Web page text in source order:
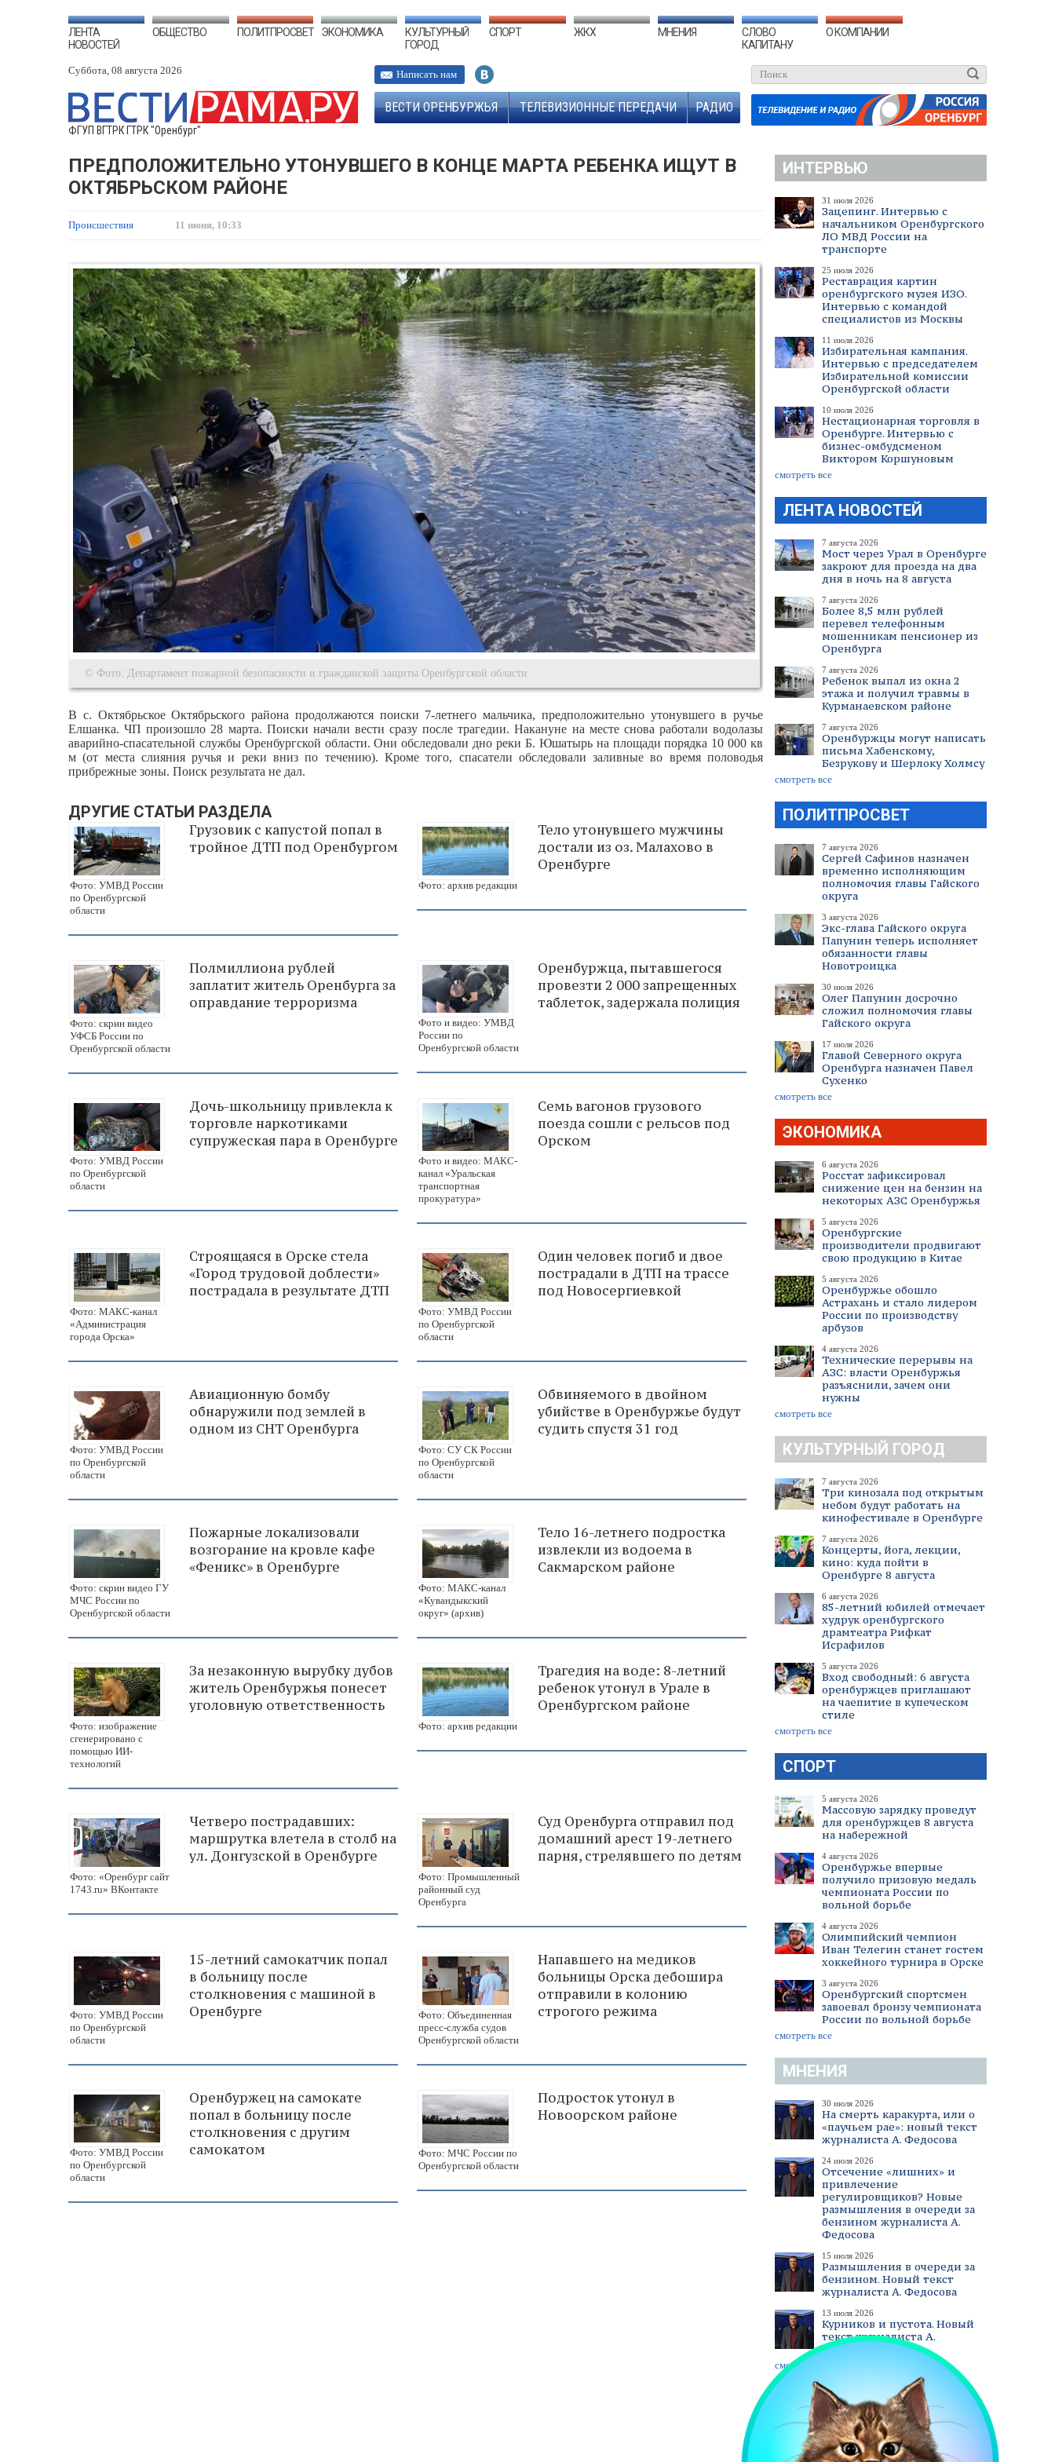
ЛЕНТА
НОВОСТЕЙ
ОБЩЕСТВО ПОЛИТПРОСВЕТ ЭКОНОМИКА
КУЛЬТУРНЫЙ
ГОРОД
СПОРТ ЖКХ МНЕНИЯ
СЛОВО
КАПИТАНУ
О КОМПАНИИ
Суббота, 08 августа 2026
ФГУП ВГТРК ГТРК "Оренбург"
Написать нам
ВЕСТИ ОРЕНБУРЖЬЯ ТЕЛЕВИЗИОННЫЕ ПЕРЕДАЧИ РАДИО
ИНТЕРВЬЮ
31 июля 2026
Зацепинг. Интервью с
начальником Оренбургского
ЛО МВД России на
транспорте
25 июля 2026
Реставрация картин
оренбургского музея ИЗО.
Интервью с командой
специалистов из Москвы
11 июля 2026
Избирательная кампания.
Интервью с председателем
Избирательной комиссии
Оренбургской области
10 июля 2026
Нестационарная торговля в
Оренбурге. Интервью с
бизнес-омбудсменом
Виктором Коршуновым
смотреть все
ЛЕНТА НОВОСТЕЙ
7 августа 2026
Мост через Урал в Оренбурге
закроют для проезда на два
дня в ночь на 8 августа
7 августа 2026
Более 8,5 млн рублей
перевел телефонным
мошенникам пенсионер из
Оренбурга
7 августа 2026
Ребенок выпал из окна 2
этажа и получил травмы в
Курманаевском районе
7 августа 2026
Оренбуржцы могут написать
письма Хабенскому,
Безрукову и Шерлоку Холмсу
смотреть все
ПОЛИТПРОСВЕТ
7 августа 2026
Сергей Сафинов назначен
временно исполняющим
полномочия главы Гайского
округа
3 августа 2026
Экс-глава Гайского округа
Папунин теперь исполняет
обязанности главы
Новотроицка
30 июля 2026
Олег Папунин досрочно
сложил полномочия главы
Гайского округа
17 июля 2026
Главой Северного округа
Оренбурга назначен Павел
Сухенко
смотреть все
ЭКОНОМИКА
6 августа 2026
Росстат зафиксировал
снижение цен на бензин на
некоторых АЗС Оренбуржья
5 августа 2026
Оренбургские
производители продвигают
свою продукцию в Китае
5 августа 2026
Оренбуржье обошло
Астрахань и стало лидером
России по производству
арбузов
4 августа 2026
Технические перерывы на
АЗС: власти Оренбуржья
разъяснили, зачем они
нужны
смотреть все
КУЛЬТУРНЫЙ ГОРОД
7 августа 2026
Три кинозала под открытым
небом будут работать на
кинофестивале в Оренбурге
7 августа 2026
Концерты, йога, лекции,
кино: куда пойти в
Оренбурге 8 августа
6 августа 2026
85-летний юбилей отмечает
худрук оренбургского
драмтеатра Рифкат
Исрафилов
5 августа 2026
Вход свободный: 6 августа
оренбуржцев приглашают
на чаепитие в купеческом
стиле
смотреть все
СПОРТ
5 августа 2026
Массовую зарядку проведут
для оренбуржцев 8 августа
на набережной
4 августа 2026
Оренбуржье впервые
получило призовую медаль
чемпионата России по
вольной борьбе
4 августа 2026
Олимпийский чемпион
Иван Телегин станет гостем
хоккейного турнира в Орске
3 августа 2026
Оренбургский спортсмен
завоевал бронзу чемпионата
России по вольной борьбе
смотреть все
МНЕНИЯ
30 июля 2026
На смерть каракурта, или о
«паучьем рае»: новый текст
журналиста А. Федосова
24 июля 2026
Отсечение «лишних» и
привлечение
регулировщиков? Новые
размышления в очереди за
бензином журналиста А.
Федосова
15 июля 2026
Размышления в очереди за
бензином. Новый текст
журналиста А. Федосова
13 июля 2026
Курников и пустота. Новый
текст журналиста А.
Федосова
смотреть все
ПРЕДПОЛОЖИТЕЛЬНО УТОНУВШЕГО В КОНЦЕ МАРТА РЕБЕНКА ИЩУТ В
ОКТЯБРЬСКОМ РАЙОНЕ
Происшествия 11 июня, 10:33
© Фото: Департамент пожарной безопасности и гражданской защиты Оренбургской области
В с. Октябрьское Октябрьского района продолжаются поиски 7-летнего мальчика, предположительно утонувшего в ручье
Елшанка. ЧП произошло 28 марта. Поиски начали вести сразу после трагедии. Накануне на месте снова работали водолазы
аварийно-спасательной службы Оренбургской области. Они обследовали дно реки Б. Юшатырь на площади порядка 10 000 кв
м (от места слияния ручья и реки вниз по течению). Кроме того, спасатели обследовали заливные во время половодья
прибрежные зоны. Поиск результата не дал.
ДРУГИЕ СТАТЬИ РАЗДЕЛА
Фото: УМВД России
по Оренбургской
области
Грузовик с капустой попал в
тройное ДТП под Оренбургом
Фото: архив редакции
Тело утонувшего мужчины
достали из оз. Малахово в
Оренбурге
Фото: скрин видео
УФСБ России по
Оренбургской области
Полмиллиона рублей
заплатит житель Оренбурга за
оправдание терроризма
Фото и видео: УМВД
России по
Оренбургской области
Оренбуржца, пытавшегося
провезти 2 000 запрещенных
таблеток, задержала полиция
Фото: УМВД России
по Оренбургской
области
Дочь-школьницу привлекла к
торговле наркотиками
супружеская пара в Оренбурге
Фото и видео: МАКС-
канал «Уральская
транспортная
прокуратура»
Семь вагонов грузового
поезда сошли с рельсов под
Орском
Фото: МАКС-канал
«Администрация
города Орска»
Строящаяся в Орске стела
«Город трудовой доблести»
пострадала в результате ДТП
Фото: УМВД России
по Оренбургской
области
Один человек погиб и двое
пострадали в ДТП на трассе
под Новосергиевкой
Фото: УМВД России
по Оренбургской
области
Авиационную бомбу
обнаружили под землей в
одном из СНТ Оренбурга
Фото: СУ СК России
по Оренбургской
области
Обвиняемого в двойном
убийстве в Оренбуржье будут
судить спустя 31 год
Фото: скрин видео ГУ
МЧС России по
Оренбургской области
Пожарные локализовали
возгорание на кровле кафе
«Феникс» в Оренбурге
Фото: МАКС-канал
«Кувандыкский
округ» (архив)
Тело 16-летнего подростка
извлекли из водоема в
Сакмарском районе
Фото: изображение
сгенерировано с
помощью ИИ-
технологий
За незаконную вырубку дубов
житель Оренбуржья понесет
уголовную ответственность
Фото: архив редакции
Трагедия на воде: 8-летний
ребенок утонул в Урале в
Оренбургском районе
Фото: «Оренбург сайт
1743.ru» ВКонтакте
Четверо пострадавших:
маршрутка влетела в столб на
ул. Донгузской в Оренбурге
Фото: Промышленный
районный суд
Оренбурга
Суд Оренбурга отправил под
домашний арест 19-летнего
парня, стрелявшего по детям
Фото: УМВД России
по Оренбургской
области
15-летний самокатчик попал
в больницу после
столкновения с машиной в
Оренбурге
Фото: Объединенная
пресс-служба судов
Оренбургской области
Напавшего на медиков
больницы Орска дебошира
отправили в колонию
строгого режима
Фото: УМВД России
по Оренбургской
области
Оренбуржец на самокате
попал в больницу после
столкновения с другим
самокатом
Фото: МЧС России по
Оренбургской области
Подросток утонул в
Новоорском районе